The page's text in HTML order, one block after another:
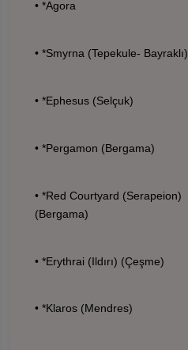
• *Agora
• *Smyrna (Tepekule- Bayraklı)
• *Ephesus (Selçuk)
• *Pergamon (Bergama)
• *Red Courtyard (Serapeion)
(Bergama)
• *Erythrai (Ildırı) (Çeşme)
• *Klaros (Mendres)